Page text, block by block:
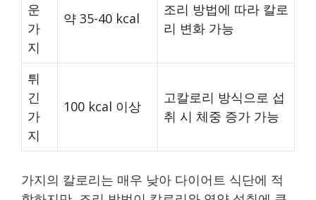
운
가
지
약 35-40 kcal
조리 방법에 따라 칼로
리 변화 가능
튀
긴
가
지
100 kcal 이상
고칼로리 방식으로 섭
취 시 체중 증가 가능
가지의 칼로리는 매우 낮아 다이어트 식단에 적